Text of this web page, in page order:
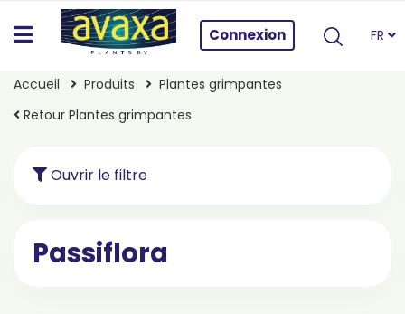
Connexion FR
Accueil Produits
Plantes grimpantes
Retour Plantes grimpantes
Ouvrir le filtre
Passiflora